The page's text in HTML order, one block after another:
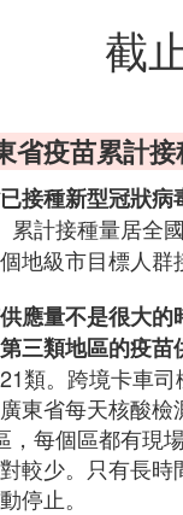
截
省疫苗累計
接種新型冠狀
累計接種量居全
地級市目標人群
應量不是很大
三類地區的疫苗
類。跨境卡車
東省每天核酸
，每個區都有現
較少。只有長
停止。